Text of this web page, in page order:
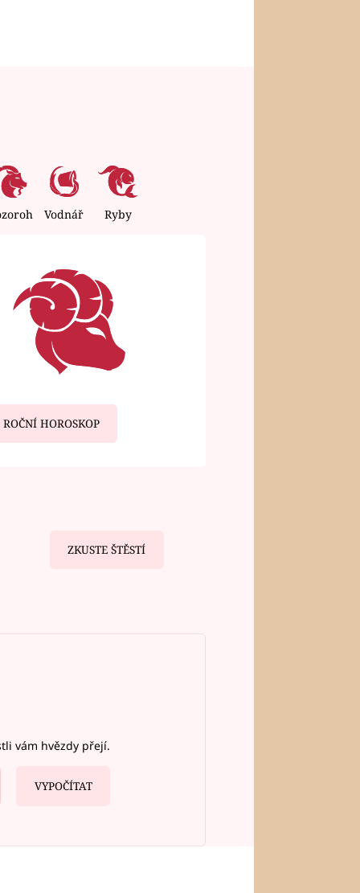
Vodnář Ryby
ROČNÍ HOROSKOP
ZKUSTE ŠTĚSTÍ
vám hvězdy přejí.
VYPOČÍTAT